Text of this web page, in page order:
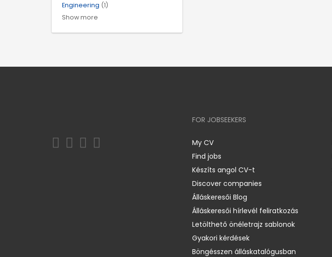
Engineering (1)
Show more
FOR JOBSEEKERS
My CV
Find jobs
Készíts angol CV-t
Discover companies
Álláskeresői Blog
Álláskeresői hírlevél feliratkozás
Letölthető önéletrajz sablonok
Gyakori kérdések
Böngésszen álláskatalógusban